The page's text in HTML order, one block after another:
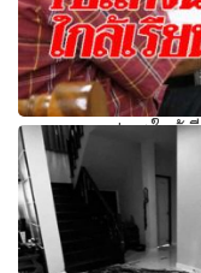
หมดอนาคต!นศ.ใกล้เ
ครอบครัวมีหนี้ไม่อยา